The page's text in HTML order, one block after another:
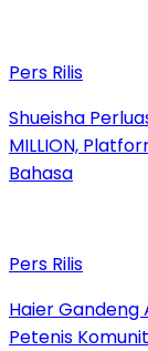
Pers Rilis
Shueisha
MILLION,
Bahasa
Pers Rilis
Haier Gandeng
Petenis